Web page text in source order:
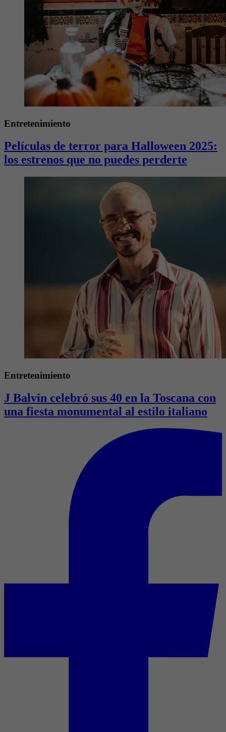
Entretenimiento
Películas de terror para Halloween 2025:
los estrenos que no puedes perderte
Entretenimiento
J Balvin celebró sus 40 en la Toscana con
una fiesta monumental al estilo italiano